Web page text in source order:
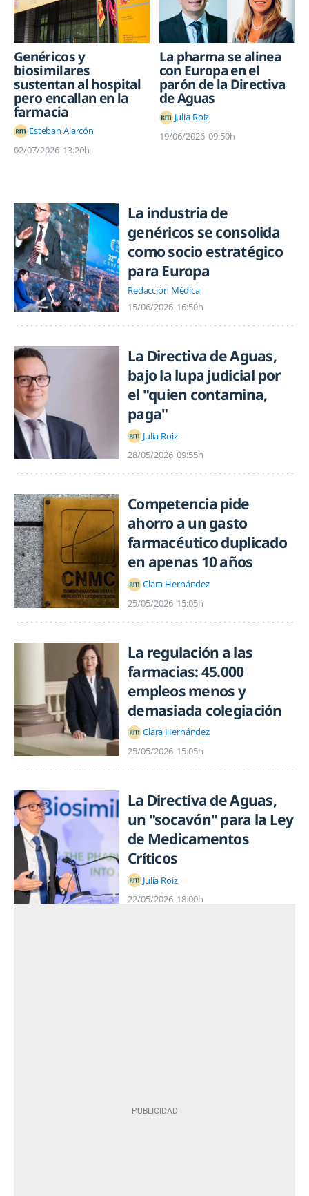
Genéricos y
biosimilares
sustentan al hospital
pero encallan en la
farmacia
Esteban Alarcón
02/07/2026 13:20h
La pharma se alinea
con Europa en el
parón de la Directiva
de Aguas
Julia Roiz
19/06/2026 09:50h
La industria de
genéricos se consolida
como socio estratégico
para Europa
Redacción Médica
15/06/2026 16:50h
La Directiva de Aguas,
bajo la lupa judicial por
el "quien contamina,
paga"
Julia Roiz
28/05/2026 09:55h
Competencia pide
ahorro a un gasto
farmacéutico duplicado
en apenas 10 años
Clara Hernández
25/05/2026 15:05h
La regulación a las
farmacias: 45.000
empleos menos y
demasiada colegiación
Clara Hernández
25/05/2026 15:05h
La Directiva de Aguas,
un "socavón" para la Ley
de Medicamentos
Críticos
Julia Roiz
22/05/2026 18:00h